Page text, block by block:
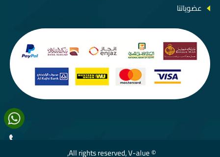
عضوياتنا
© All rights reserved, V-alue,